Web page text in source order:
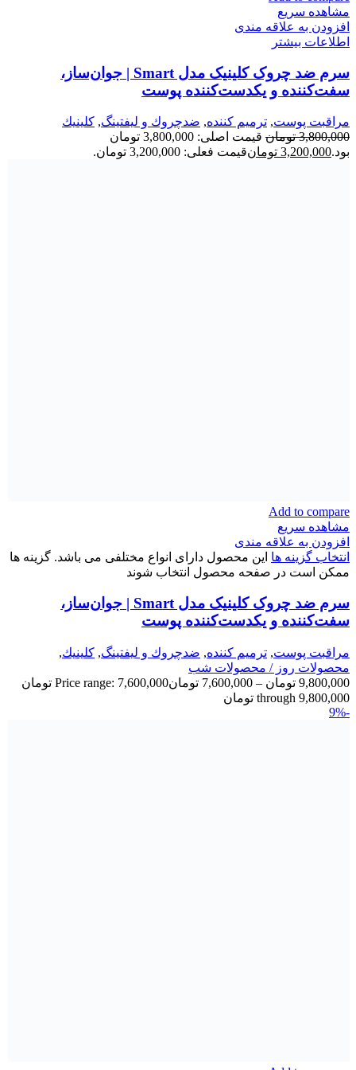
مشاهده سریع
افزودن به علاقه مندی
اطلاعات بیشتر
سرم ضد چروک کلینیک مدل Smart | جوان‌ساز،
سفت‌کننده و یکدست‌کننده پوست
مراقبت پوست, ترميم كننده, ضدچروك و ليفتينگ, كلينيك
3,800,000 تومان
قیمت اصلی: 3,800,000 تومان
بود.3,200,000 تومانقیمت فعلی: 3,200,000 تومان.
Add to compare
مشاهده سریع
افزودن به علاقه مندی
انتخاب گزینه ها این محصول دارای انواع مختلفی می باشد. گزینه ها
ممکن است در صفحه محصول انتخاب شوند
سرم ضد چروک کلینیک مدل Smart | جوان‌ساز،
سفت‌کننده و یکدست‌کننده پوست
مراقبت پوست, ترميم كننده, ضدچروك و ليفتينگ, كلينيك,
محصولات روز / محصولات شب
9,800,000 تومان –
7,600,000 تومان
Price range: 7,600,000 تومان
through 9,800,000 تومان
-9%